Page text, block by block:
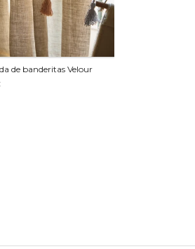
de banderitas Velour